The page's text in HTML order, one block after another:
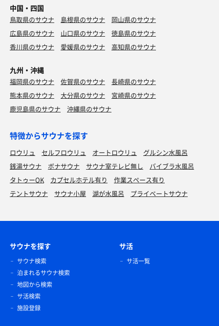
中国・四国
鳥取県のサウナ 島根県のサウナ
岡山県のサウナ
広島県のサウナ
山口県のサウナ
徳島県のサウナ
香川県のサウナ
愛媛県のサウナ 高知県のサウナ
九州・沖縄
福岡県のサウナ 佐賀県のサウナ
長崎県のサウナ
熊本県のサウナ
大分県のサウナ
宮崎県のサウナ
鹿児島県のサウナ
沖縄県のサウナ
特徴からサウナを探す
ロウリュ セルフロウリュ オートロウリュ
グルシン水風呂
銭湯サウナ
ボナサウナ サウナ室テレビ無し
バイブラ水風呂
タトゥーOK
カプセルホテル有り
作業スペース有り
テントサウナ
サウナ小屋 湖が水風呂 プライベートサウナ
サウナを探す
サウナ検索
泊まれるサウナ検索
地図から検索
サ活検索
施設登録
サ活
サ活一覧